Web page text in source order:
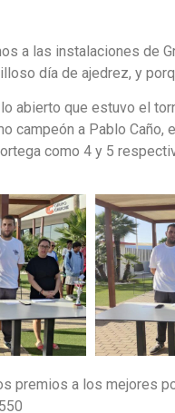
a las instalaciones de
día de ajedrez, y
abierto que estuvo el
campeón a Pablo
como 4 y 5
premios a los mejores